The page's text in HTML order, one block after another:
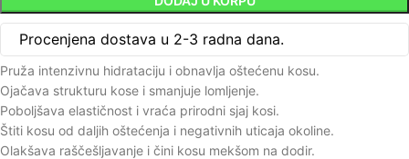
Procenjena dostava u 2-3 radna dana.
Pruža intenzivnu hidrataciju i obnavlja oštećenu kosu.
Ojačava strukturu kose i smanjuje lomljenje.
Poboljšava elastičnost i vraća prirodni sjaj kosi.
Štiti kosu od daljih oštećenja i negativnih uticaja okoline.
Olakšava raščešljavanje i čini kosu mekšom na dodir.